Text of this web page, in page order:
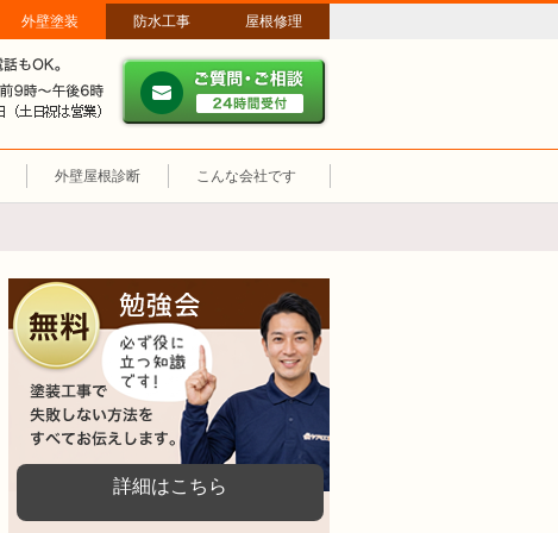
外壁塗装 防水工事 屋根修理
メールやパソコンが苦手な方は、お電話でのご相談も大歓迎！匿名で
営業時間：午前9時～午後6時 土日祝も営業しています。
外壁屋根診断 こんな会社です
無料勉強会
塗装工事で失敗しない方法をすべてお伝え
詳細はこちら